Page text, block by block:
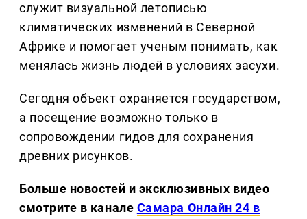
служит визуальной летописью
климатических изменений в Северной
Африке и помогает ученым понимать, как
менялась жизнь людей в условиях засухи.
Сегодня объект охраняется государством,
а посещение возможно только в
сопровождении гидов для сохранения
древних рисунков.
Больше новостей и эксклюзивных видео
смотрите в канале Самара Онлайн 24 в